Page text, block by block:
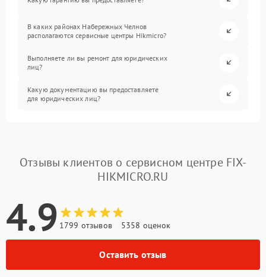
В каких районах Набережных Челнов
располагаются сервисные центры Hikmicro?
Выполняете ли вы ремонт для юридических
лиц?
Какую документацию вы предоставляете
для юридических лиц?
Отзывы клиентов о сервисном центре FIX-
HIKMICRO.RU
4.9 1799 отзывов 5358 оценок
Оставить отзыв